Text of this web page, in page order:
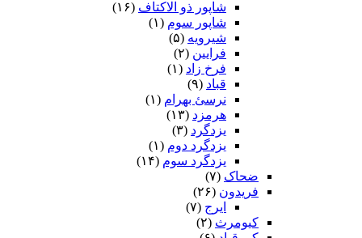
شاپور ذو الاکتاف (۱۶)
شاپور سوم‏ (۱)
شیرویه (۵)
فرایین (۲)
فرخ زاد (۱)
قباد (۹)
نرسئ بهرام‏ (۱)
هرمزد (۱۳)
یزدگرد (۳)
یزدگرد دوم (۱)
یزدگرد سوم (۱۴)
ضحاک (۷)
فریدون (۲۶)
ایرج (۷)
کیومرث (۲)